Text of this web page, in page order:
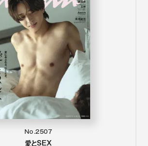
No.2507
愛とSEX